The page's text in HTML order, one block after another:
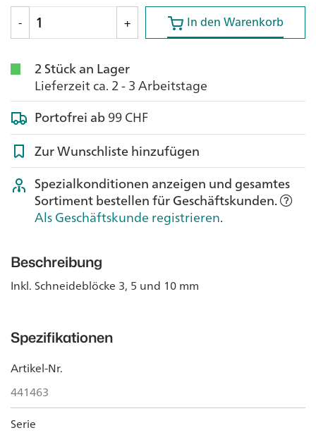
-
+ In den Warenkorb
In den Warenkorb
2 Stück an Lager
Lieferzeit ca. 2 - 3 Arbeitstage
Portofrei ab99 CHF
Zur Wunschliste hinzufügen
Spezialkonditionen anzeigen und gesamtes
Sortiment bestellen für Geschäftskunden.
Als Geschäftskunde registrieren.
Beschreibung
Inkl. Schneideblöcke 3, 5 und 10 mm
Spezifikationen
Artikel-Nr.
441463
Serie